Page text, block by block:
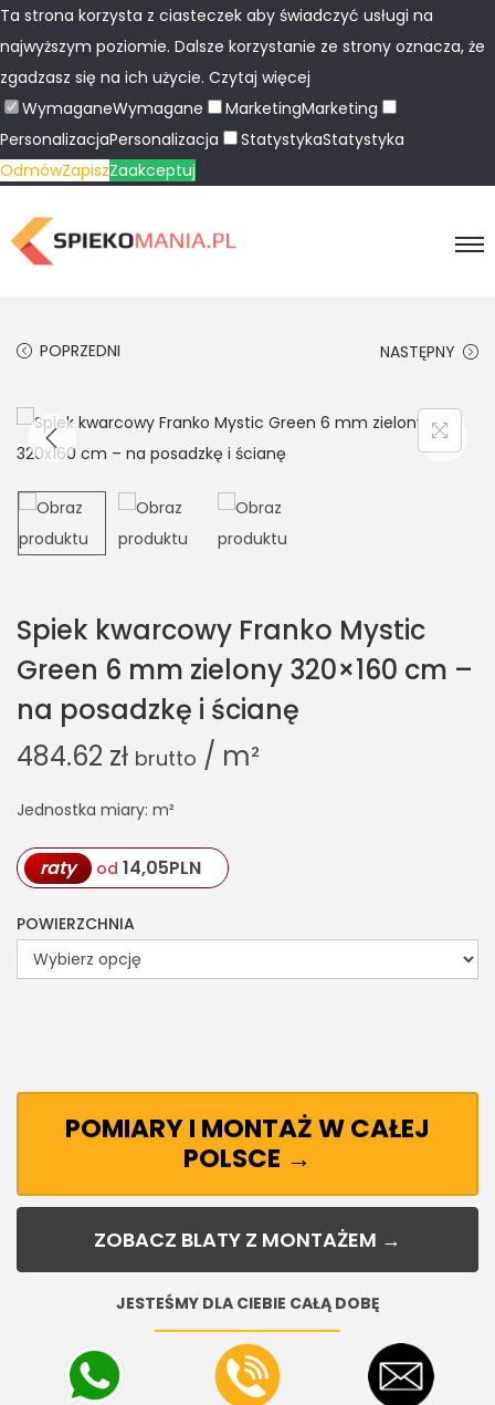
Ta strona korzysta z ciasteczek aby świadczyć usługi na
najwyższym poziomie. Dalsze korzystanie ze strony oznacza, że
zgadzasz się na ich użycie. Czytaj więcej
WymaganeWymagane MarketingMarketing
PersonalizacjaPersonalizacja StatystykaStatystyka
OdmówZapiszZaakceptuj
POPRZEDNI NASTĘPNY
Spiek kwarcowy Franko Mystic
Green 6 mm zielony 320×160 cm –
na posadzkę i ścianę
484.62 zł brutto / m²
Jednostka miary: m²
raty od 14,05PLN
POWIERZCHNIA
POMIARY I MONTAŻ W CAŁEJ
POLSCE →
ZOBACZ BLATY Z MONTAŻEM →
JESTEŚMY DLA CIEBIE CAŁĄ DOBĘ